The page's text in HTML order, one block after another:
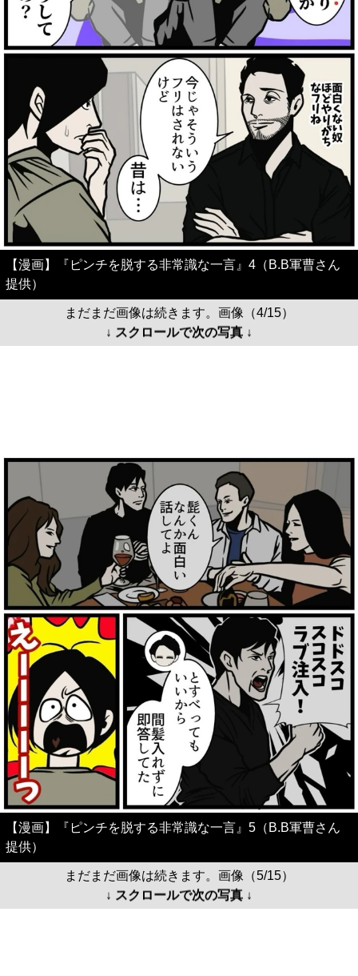
【漫画】『ピンチを脱する非常識な一言』4（B.B軍曹さん
提供）
まだまだ画像は続きます。画像（4/15）
↓ スクロールで次の写真 ↓
【漫画】『ピンチを脱する非常識な一言』5（B.B軍曹さん
提供）
まだまだ画像は続きます。画像（5/15）
↓ スクロールで次の写真 ↓